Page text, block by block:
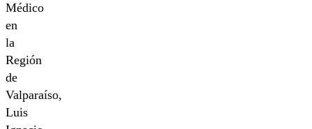
Médico
en
la
Región
de
Valparaíso,
Luis